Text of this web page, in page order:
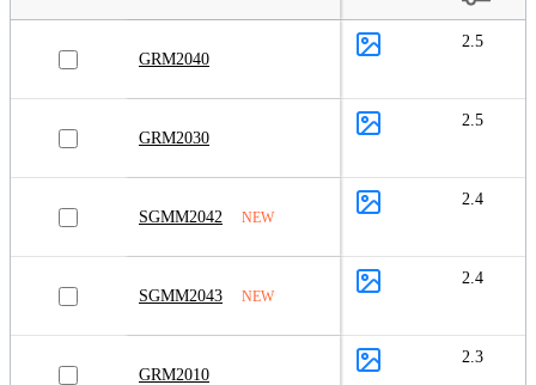
GRM2040
2.5
GRM2030
2.5
SGMM2042 NEW
2.4
SGMM2043 NEW
2.4
GRM2010
2.3